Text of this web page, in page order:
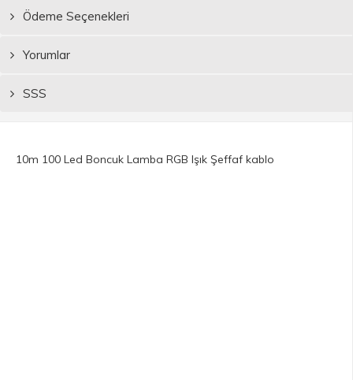
Ödeme Seçenekleri
Yorumlar
SSS
10m 100 Led Boncuk Lamba RGB Işık Şeffaf kablo